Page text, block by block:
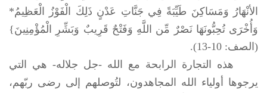
الأنْهَارُ وَمَسَاكِنَ طَيِّبَةً فِي جَنَّاتِ عَدْنٍ ذَلِكَ الْفَوْزُ الْعَظِيمُ*
وَأُخْرَى تُحِبُّونَهَا نَصْرٌ مِّن اللَّهِ وَفَتْحٌ قَرِيبٌ وَبَشِّرِ الْمُؤْمِنِينَ}
(الصف: 10-13).
هذه التجارة الرابحة مع الله -جل جلاله- هي التي
يرجوها أولياء الله المجاهدون، لتُوصلهم إلى رضى ربّهم،